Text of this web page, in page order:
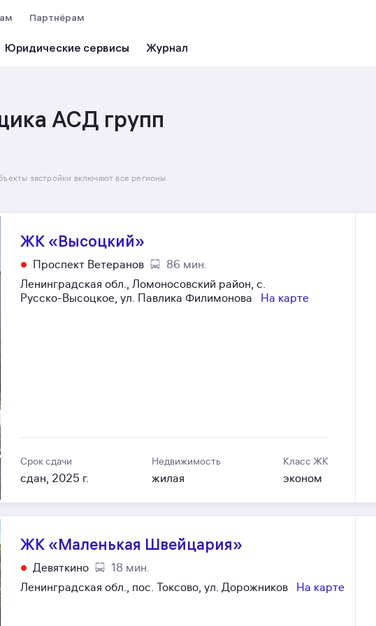
Юридические сервисы
Партнёрам
АСД групп
застройки включают все регионы
ЖК «Высоцкий»
Проспект Ветеранов
86 мин.
Ленинградская обл., Ломоносовский район, с.
Русско-Высоцкое, ул. Павлика Филимонова
На карте
Срок сдачи
сдан, 2025 г.
Недвижимость
жилая
Класс ЖК
эконом
ЖК «Маленькая Швейцария»
Девяткино
18 мин.
Ленинградская обл., пос. Токсово, ул. Дорожников
На карте